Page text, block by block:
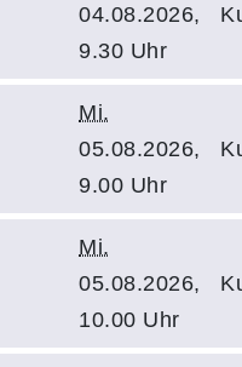
04.08.2026,
9.30 Uhr
Mi.
05.08.2026,
9.00 Uhr
Mi.
05.08.2026,
10.00 Uhr